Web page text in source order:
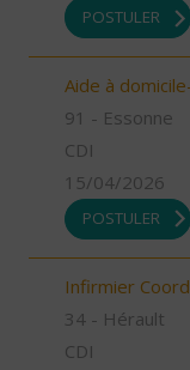
POSTULER
Aide à
91 - Essonne
CDI
15/04/2026
POSTULER
Infirmier
34 - Hérault
CDI